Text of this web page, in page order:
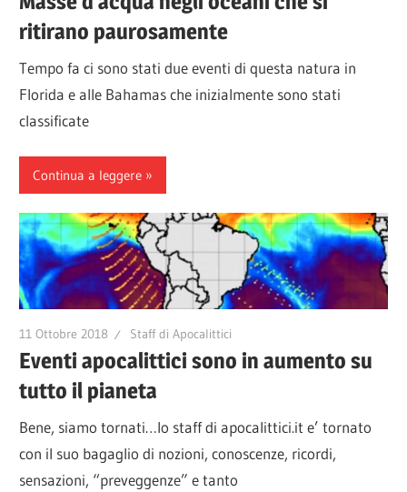
ritirano paurosamente
Tempo fa ci sono stati due eventi di questa natura in
Florida e alle Bahamas che inizialmente sono stati
classificate
Continua a leggere
11 Ottobre 2018 Staff di Apocalittici
Eventi apocalittici sono in aumento su
tutto il pianeta
Bene, siamo tornati…lo staff di apocalittici.it e’ tornato
con il suo bagaglio di nozioni, conoscenze, ricordi,
sensazioni, “preveggenze” e tanto